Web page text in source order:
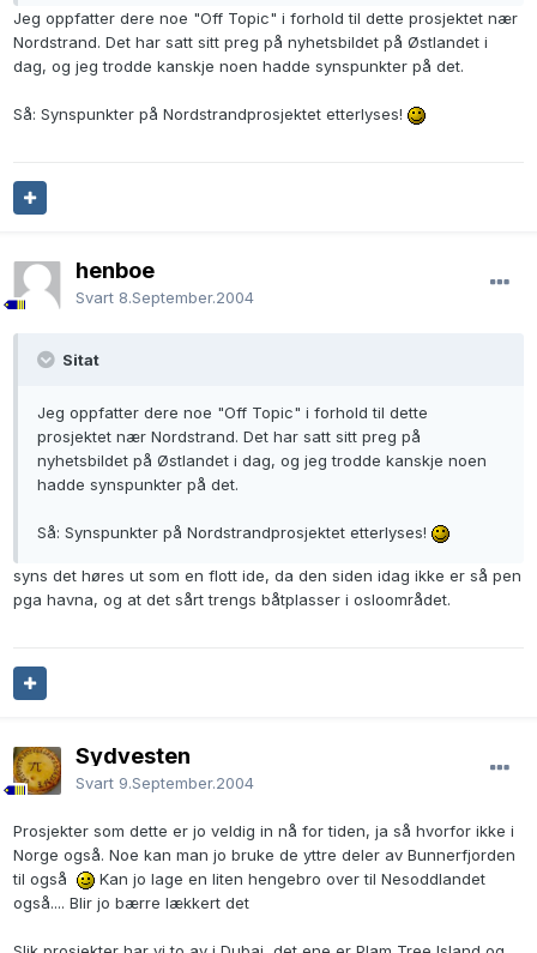
Jeg oppfatter dere noe "Off Topic" i forhold til dette prosjektet nær
Nordstrand. Det har satt sitt preg på nyhetsbildet på Østlandet i
dag, og jeg trodde kanskje noen hadde synspunkter på det.
Så: Synspunkter på Nordstrandprosjektet etterlyses!
henboe
Svart 8.September.2004
Sitat
Jeg oppfatter dere noe "Off Topic" i forhold til dette
prosjektet nær Nordstrand. Det har satt sitt preg på
nyhetsbildet på Østlandet i dag, og jeg trodde kanskje noen
hadde synspunkter på det.
Så: Synspunkter på Nordstrandprosjektet etterlyses!
syns det høres ut som en flott ide, da den siden idag ikke er så pen
pga havna, og at det sårt trengs båtplasser i osloområdet.
Sydvesten
Svart 9.September.2004
Prosjekter som dette er jo veldig in nå for tiden, ja så hvorfor ikke i
Norge også. Noe kan man jo bruke de yttre deler av Bunnerfjorden
til også
Kan jo lage en liten hengebro over til Nesoddlandet
også.... Blir jo bærre lækkert det